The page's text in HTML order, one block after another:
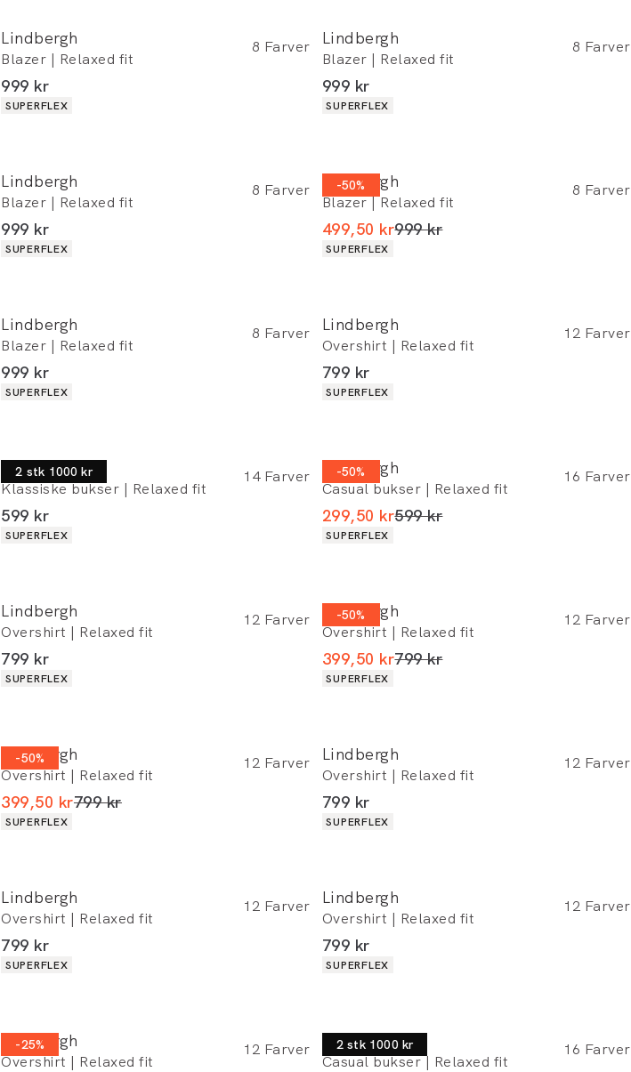
Lindbergh
Blazer | Relaxed fit
8 Farver
I alt (inkl. rabat)
999 kr
Produkt egenskaber
SUPERFLEX
Lindbergh
Blazer | Relaxed fit
8 Farver
I alt (inkl. rabat)
999 kr
Produkt egenskaber
SUPERFLEX
Lindbergh
Blazer | Relaxed fit
8 Farver
I alt (inkl. rabat)
999 kr
Produkt egenskaber
SUPERFLEX
-50%
Lindbergh
Blazer | Relaxed fit
8 Farver
499,50 krI alt (uden rabat)
999 kr
Produkt egenskaber
SUPERFLEX
Lindbergh
Blazer | Relaxed fit
8 Farver
I alt (inkl. rabat)
999 kr
Produkt egenskaber
SUPERFLEX
Lindbergh
Overshirt | Relaxed fit
12 Farver
I alt (inkl. rabat)
799 kr
Produkt egenskaber
SUPERFLEX
2 stk 1000 kr
Lindbergh
Klassiske bukser | Relaxed fit
14 Farver
I alt (inkl. rabat)
599 kr
Produkt egenskaber
SUPERFLEX
-50%
Lindbergh
Casual bukser | Relaxed fit
16 Farver
299,50 krI alt (uden rabat)
599 kr
Produkt egenskaber
SUPERFLEX
Lindbergh
Overshirt | Relaxed fit
12 Farver
I alt (inkl. rabat)
799 kr
Produkt egenskaber
SUPERFLEX
-50%
Lindbergh
Overshirt | Relaxed fit
12 Farver
399,50 krI alt (uden rabat)
799 kr
Produkt egenskaber
SUPERFLEX
-50%
Lindbergh
Overshirt | Relaxed fit
12 Farver
399,50 krI alt (uden rabat)
799 kr
Produkt egenskaber
SUPERFLEX
Lindbergh
Overshirt | Relaxed fit
12 Farver
I alt (inkl. rabat)
799 kr
Produkt egenskaber
SUPERFLEX
Lindbergh
Overshirt | Relaxed fit
12 Farver
I alt (inkl. rabat)
799 kr
Produkt egenskaber
SUPERFLEX
Lindbergh
Overshirt | Relaxed fit
12 Farver
I alt (inkl. rabat)
799 kr
Produkt egenskaber
SUPERFLEX
-25%
Lindbergh
Overshirt | Relaxed fit
12 Farver 2 stk 1000 kr
Lindbergh
Casual bukser | Relaxed fit
16 Farver